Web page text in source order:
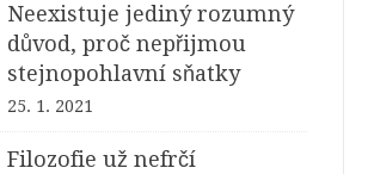
Neexistuje jediný rozumný
důvod, proč nepřijmou
stejnopohlavní sňatky
25. 1. 2021
Filozofie už nefrčí